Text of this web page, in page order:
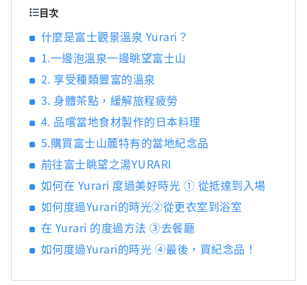
分資產也延伸至靜岡縣地區。 作為熱門觀光地
的富士山麓，一年四季皆擁有不同魅力。春季
可於新倉山淺間公園欣賞富士山、櫻花及忠靈
塔交織而成的絕美景色；夏季可於大石公園享
受河口湖香草節；秋季可在河口湖紅葉迴廊欣
賞富士山與楓葉美景；冬季則可在 Fujiten
Snow Resort 一邊欣賞壯麗富士山，一邊享受
滑雪與單板滑雪樂趣。 近年來，在富士山壯闊
自然環境中進行健行、自行車與露營等戶外活
動的人數也逐漸增加。 本公司以富士山北麓河
口湖地區為據點，經營多項設施，包括利用富
士山自然環境打造的主題樂園「Fuji Subaru
Land」、使用富士山天然水釀造並享譽國際的
精釀啤酒「Fujizakura Heights Beer」、取自
Chobo no Yu Yurari Onsen」，以及可享受冬
目次
什麼是富士觀景溫泉 Yurari？
1.一邊泡溫泉一邊眺望富士山
2. 享受種類豐富的溫泉
3. 身體茶點，緩解旅程疲勞
4. 品嚐當地食材製作的日本料理
5.購買富士山麓特有的當地紀念品
前往富士眺望之湯YURARI
如何在 Yurari 度過美好時光 ① 從抵達到入場
如何度過Yurari的時光②從更衣室到浴室
在 Yurari 的度過方法 ③去餐廳
如何度過Yurari的時光 ④最後，買紀念品！